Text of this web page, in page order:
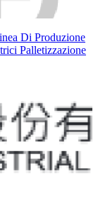
Di Produzione
Palletizzazione